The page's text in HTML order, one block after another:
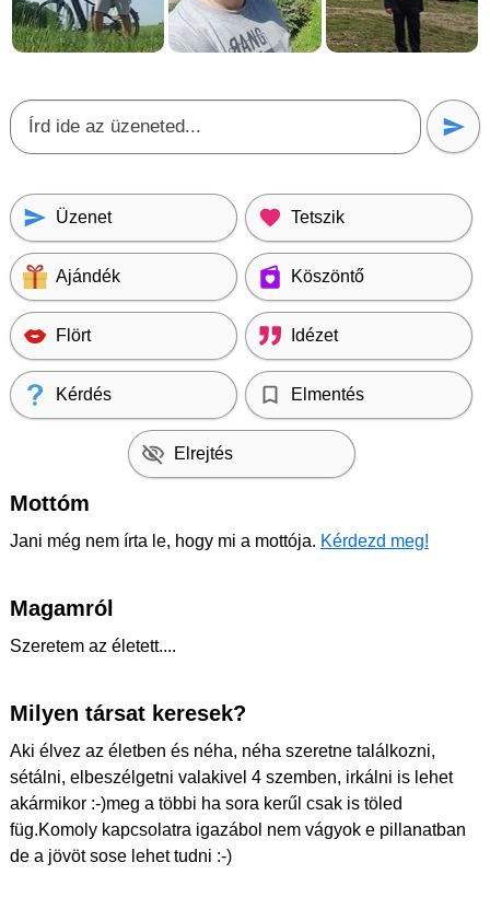
Üzenet Tetszik
Ajándék Köszöntő
Flört Idézet
Kérdés Elmentés
Elrejtés
Mottóm
Jani még nem írta le, hogy mi a mottója. Kérdezd meg!
Magamról
Szeretem az életett....
Milyen társat keresek?
Aki élvez az életben és néha, néha szeretne találkozni,
sétálni, elbeszélgetni valakivel 4 szemben, irkálni is lehet
akármikor :-)meg a többi ha sora kerűl csak is töled
füg.Komoly kapcsolatra igazábol nem vágyok e pillanatban
de a jövöt sose lehet tudni :-)